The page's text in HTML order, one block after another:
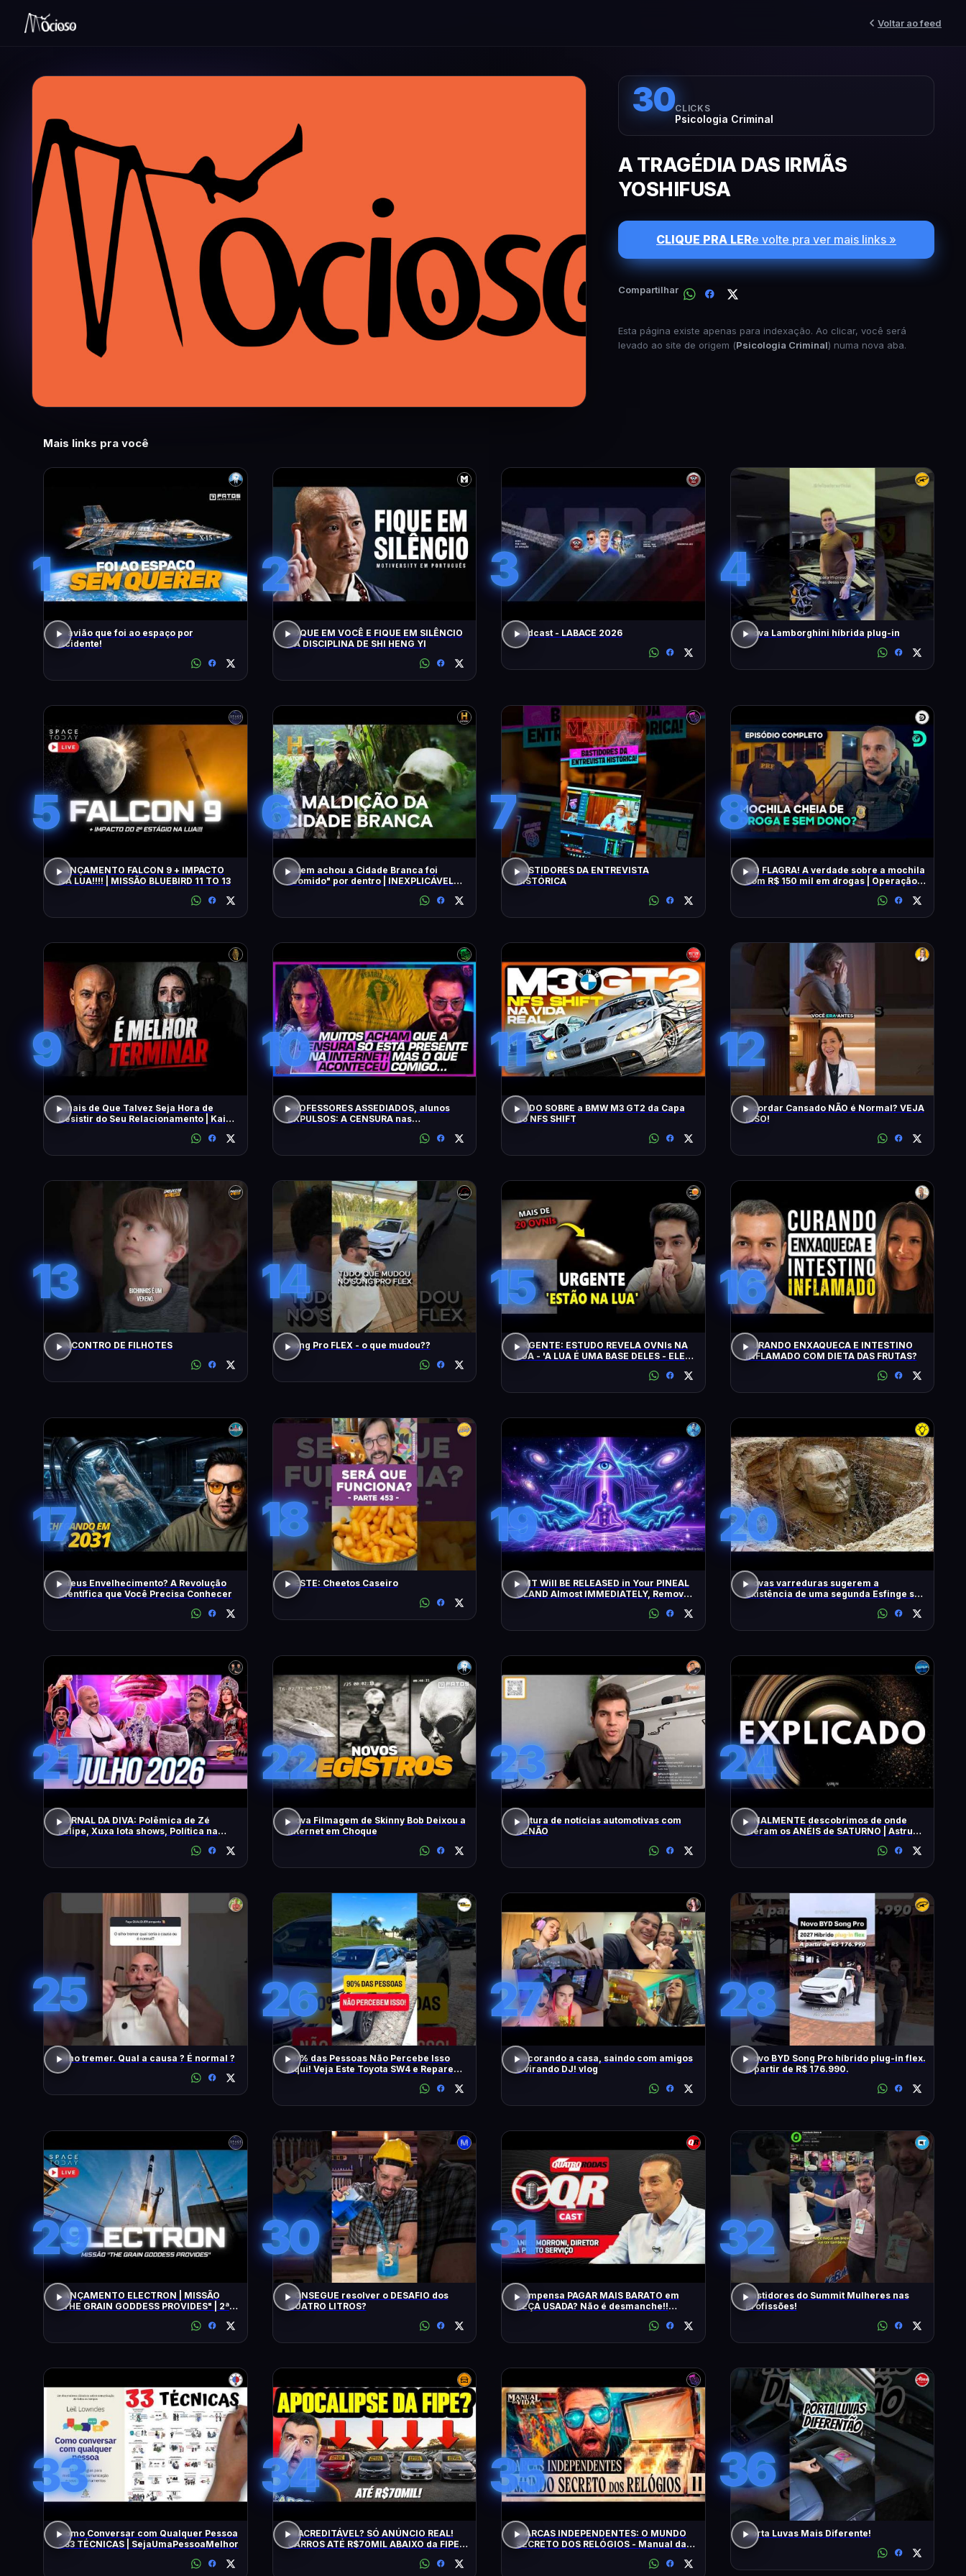
Voltar ao feed
30CLICKS
Psicologia Criminal
A TRAGÉDIA DAS IRMÃS
YOSHIFUSA
CLIQUE PRA LERe volte pra ver mais links »
Compartilhar
Esta página existe apenas para indexação. Ao clicar, você será
levado ao site de origem (Psicologia Criminal) numa nova aba.
Mais links pra você
1
O avião que foi ao espaço por
Acidente!
2
FOQUE EM VOCÊ E FIQUE EM SILÊNCIO
– A DISCIPLINA DE SHI HENG YI
3
Podcast - LABACE 2026
4
Nova Lamborghini híbrida plug-in
5
LANÇAMENTO FALCON 9 + IMPACTO
NA LUA!!!! | MISSÃO BLUEBIRD 11 TO 13
6
Quem achou a Cidade Branca foi
"comido" por dentro | INEXPLICÁVEL
7
BASTIDORES DA ENTREVISTA
HISTÓRICA
8
NO FLAGRA! A verdade sobre a mochila
com R$ 150 mil em drogas | Operação
9
Sinais de Que Talvez Seja Hora de
Desistir do Seu Relacionamento | Kaio
10
PROFESSORES ASSEDIADOS, alunos
EXPULSOS: A CENSURA nas
11
TUDO SOBRE a BMW M3 GT2 da Capa
do NFS SHIFT
12
Acordar Cansado NÃO é Normal? VEJA
ISSO!
13
ENCONTRO DE FILHOTES
14
Song Pro FLEX - o que mudou??
15
URGENTE: ESTUDO REVELA OVNIs NA
LUA - 'A LUA É UMA BASE DELES - ELES
16
CURANDO ENXAQUECA E INTESTINO
INFLAMADO COM DIETA DAS FRUTAS?
17
Adeus Envelhecimento? A Revolução
Científica que Você Precisa Conhecer
18
TESTE: Cheetos Caseiro
19
DMT Will BE RELEASED in Your PINEAL
GLAND Almost IMMEDIATELY, Remove
20
Novas varreduras sugerem a
existência de uma segunda Esfinge sob
21
JORNAL DA DIVA: Polêmica de Zé
Felipe, Xuxa lota shows, Política na
22
Nova Filmagem de Skinny Bob Deixou a
Internet em Choque
23
Leitura de notícias automotivas com
XENÃO
24
FINALMENTE descobrimos de onde
vieram os ANÉIS de SATURNO | Astrum
25
Olho tremer. Qual a causa ? É normal ?
26
90% das Pessoas Não Percebe Isso
Aqui! Veja Este Toyota SW4 e Repare
27
decorando a casa, saindo com amigos
e virando DJ! vlog
28
Novo BYD Song Pro híbrido plug-in flex.
A partir de R$ 176.990.
29
LANÇAMENTO ELECTRON | MISSÃO
"THE GRAIN GODDESS PROVIDES" | 2ª
30
CONSEGUE resolver o DESAFIO dos
QUATRO LITROS?
31
Compensa PAGAR MAIS BARATO em
PEÇA USADA? Não é desmanche!!
32
Bastidores do Summit Mulheres nas
Profissões!
33
Como Conversar com Qualquer Pessoa
- 33 TÉCNICAS | SejaUmaPessoaMelhor
34
INACREDITÁVEL? SÓ ANÚNCIO REAL!
CARROS ATÉ R$70MIL ABAIXO da FIPE:
35
MARCAS INDEPENDENTES: O MUNDO
SECRETO DOS RELÓGIOS - Manual da
36
Porta Luvas Mais Diferente!